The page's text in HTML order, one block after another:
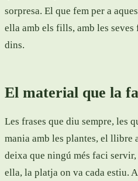
sorpresa. El que fem per a
ella amb els fills, amb les seves
dins.
El material que la
Les frases que diu sempre, les
mania amb les plantes, el llibre
deixa que ningú més faci
ella, la platja on va cada estiu.